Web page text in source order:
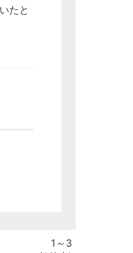
たと
1～3